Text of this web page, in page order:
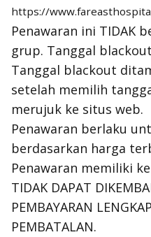
https://
Penawaran ini TIDAK
grup. Tanggal
Tanggal blackout
setelah memilih
merujuk ke situs web.
Penawaran berlaku
berdasarkan harga
Penawaran memiliki
TIDAK DAPAT
PEMBAYARAN
PEMBATALAN.